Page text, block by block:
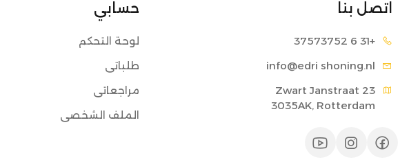
اتصل بنا
+31 6 2
3757375
info@edri shoning.nl
3035AK, Rotterdam
حسابي
لوحة التحكم
طلباتي
مراجعاتي
الملف الشخصي